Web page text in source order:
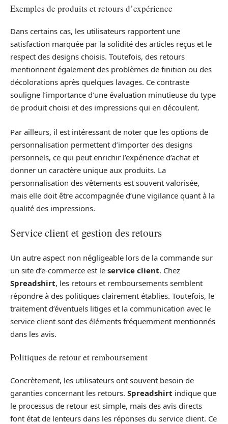
Exemples de produits et retours d’expérience
Dans certains cas, les utilisateurs rapportent une
satisfaction marquée par la solidité des articles reçus et le
respect des designs choisis. Toutefois, des retours
mentionnent également des problèmes de finition ou des
décolorations après quelques lavages. Ce contraste
souligne l’importance d’une évaluation minutieuse du type
de produit choisi et des impressions qui en découlent.
Par ailleurs, il est intéressant de noter que les options de
personnalisation permettent d’importer des designs
personnels, ce qui peut enrichir l’expérience d’achat et
donner un caractère unique aux produits. La
personnalisation des vêtements est souvent valorisée,
mais elle doit être accompagnée d’une vigilance quant à la
qualité des impressions.
Service client et gestion des retours
Un autre aspect non négligeable lors de la commande sur
un site d’e-commerce est le service client. Chez
Spreadshirt, les retours et remboursements semblent
répondre à des politiques clairement établies. Toutefois, le
traitement d’éventuels litiges et la communication avec le
service client sont des éléments fréquemment mentionnés
dans les avis.
Politiques de retour et remboursement
Concrètement, les utilisateurs ont souvent besoin de
garanties concernant les retours. Spreadshirt indique que
le processus de retour est simple, mais des avis directs
font état de lenteurs dans les réponses du service client. Ce